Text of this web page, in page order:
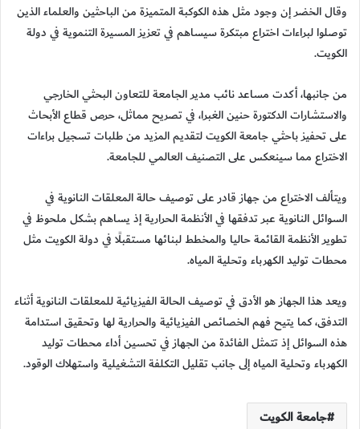
وقال الخضر إن وجود مثل هذه الكوكبة المتميزة من الباحثين والعلماء الذين
توصلوا لبراءات اختراع مبتكرة سيساهم في تعزيز المسيرة التنموية في دولة
الكويت.
من جانبها، أكدت مساعد نائب مدير الجامعة للتعاون البحثي الخارجي
والاستشارات الدكتورة حنين الغبرا، في تصريح مماثل، حرص قطاع الأبحاث
على تحفيز باحثي جامعة الكويت لتقديم المزيد من طلبات تسجيل براءات
الاختراع مما سينعكس على التصنيف العالمي للجامعة.
ويتألف الاختراع من جهاز قادر على توصيف حالة المعلقات النانوية في
السوائل النانوية عبر تدفقها في الأنظمة الحرارية إذ يساهم بشكل ملحوظ في
تطوير الأنظمة القائمة حاليا والمخطط لبنائها مستقبلًا في دولة الكويت مثل
محطات توليد الكهرباء وتحلية المياه.
ويعد هذا الجهاز هو الأدق في توصيف الحالة الفيزيائية للمعلقات النانوية أثناء
التدفق، كما يتيح فهم الخصائص الفيزيائية والحرارية لها وتحقيق استدامة
هذه السوائل إذ تتمثل الفائدة من الجهاز في تحسين أداء محطات توليد
الكهرباء وتحلية المياه إلى جانب تقليل التكلفة التشغيلية واستهلاك الوقود.
جامعة الكويت